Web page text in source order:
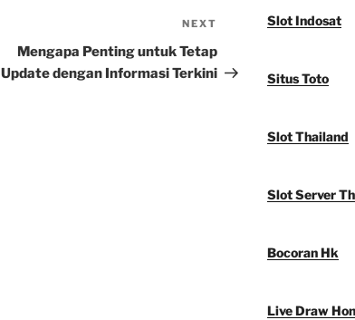
Post
NEXT
Mengapa Penting untuk Tetap
Update dengan Informasi Terkini
Slot Indosat
Situs Toto
Slot Thailand
Slot Server
Bocoran Hk
Live Draw